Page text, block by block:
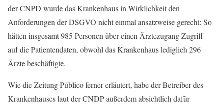
der CNPD wurde das Krankenhaus in Wirklichkeit den
Anforderungen der DSGVO nicht einmal ansatzweise gerecht: So
hätten insgesamt 985 Personen über einen Ärztezugang Zugriff
auf die Patientendaten, obwohl das Krankenhaus lediglich 296
Ärzte beschäftigte.
Wie die Zeitung Público ferner erläutert, habe der Betreiber des
Krankenhauses laut der CNDP außerdem absichtlich dafür